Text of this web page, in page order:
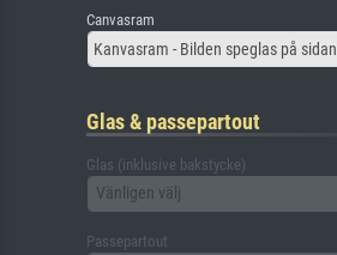
Canvasram
Kanvasram - Bilden speglas på sidan
Glas & passepartout
Glas (inklusive bakstycke)
Vänligen välj
Passepartout